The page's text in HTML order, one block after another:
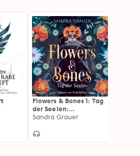
atemlos zurück***
Flowers & Bones 1: Tag
der Seelen:
Atmosphärische Urban
fantastischen Kulisse
Sandra Grauer